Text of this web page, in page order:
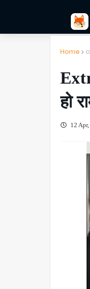
Home
हो
12